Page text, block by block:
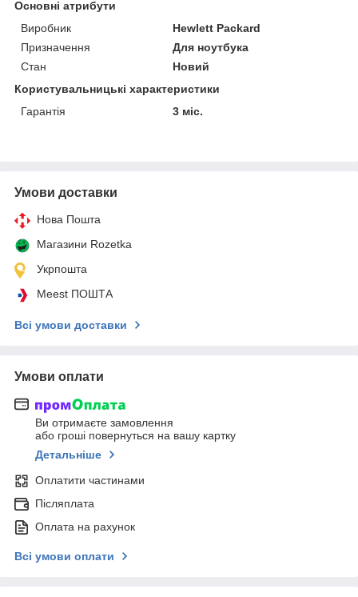
Основні атрибути
Виробник
Hewlett Packard
Призначення
Для ноутбука
Стан
Новий
Користувальницькі характеристики
Гарантія
3 міс.
Умови доставки
Нова Пошта
Магазини Rozetka
Укрпошта
Meest ПОШТА
Всі умови доставки
Умови оплати
Ви отримаєте замовлення
або гроші повернуться на вашу картку
Детальніше
Оплатити частинами
Післяплата
Оплата на рахунок
Всі умови оплати